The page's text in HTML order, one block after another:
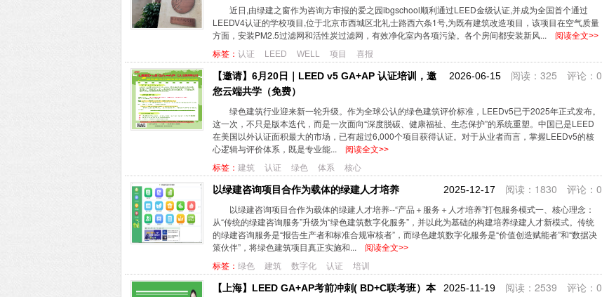
近日,由绿建之窗作为咨询方审报的爱之园ibgschool顺利通过LEED金级认证,并成为全国首个通过
LEEDV4认证的学校项目,位于北京市西城区北礼士路西六条1号,为既有建筑改造项目，该项目在空气质量
方面，安装PM2.5过滤网和活性炭过滤网，有效净化室内各项污染。各个房间都安装新风...
阅读全文>>
标签： 认证 LEED WELL 项目 喜报
2026-06-15 阅读：325 评论：0
【邀请】6月20日｜LEED v5 GA+AP 认证培训，邀
您云端共学（免费）
绿色建筑行业迎来新一轮升级。作为全球公认的绿色建筑评价标准，LEEDv5已于2025年正式发布。
这一次，不只是版本迭代，而是一次面向“深度脱碳、健康福祉、生态保护”的系统重塑。中国已是LEED
在美国以外认证面积最大的市场，已有超过6,000个项目获得认证。对于从业者而言，掌握LEEDv5的核
心逻辑与评价体系，既是专业能...
阅读全文>>
标签： 建筑 认证 绿色 体系 核心
2025-12-17 阅读：1830 评论：0
以绿建咨询项目合作为载体的绿建人才培养
以绿建咨询项目合作为载体的绿建人才培养--“产品＋服务＋人才培养”打包服务模式一、核心理念：
从“传统的绿建咨询服务”升级为“绿色建筑数字化服务”，并以此为基础的构建培养绿建人才新模式。传统
的绿建咨询服务是“报告生产者和标准合规审核者”，而绿色建筑数字化服务是“价值创造赋能者”和“数据决
策伙伴”，将绿色建筑项目真正实施和...
阅读全文>>
标签： 绿色 建筑 数字化 认证 培训
2025-11-19 阅读：2539 评论：0
【上海】LEED GA+AP考前冲刺( BD+C联考班）本